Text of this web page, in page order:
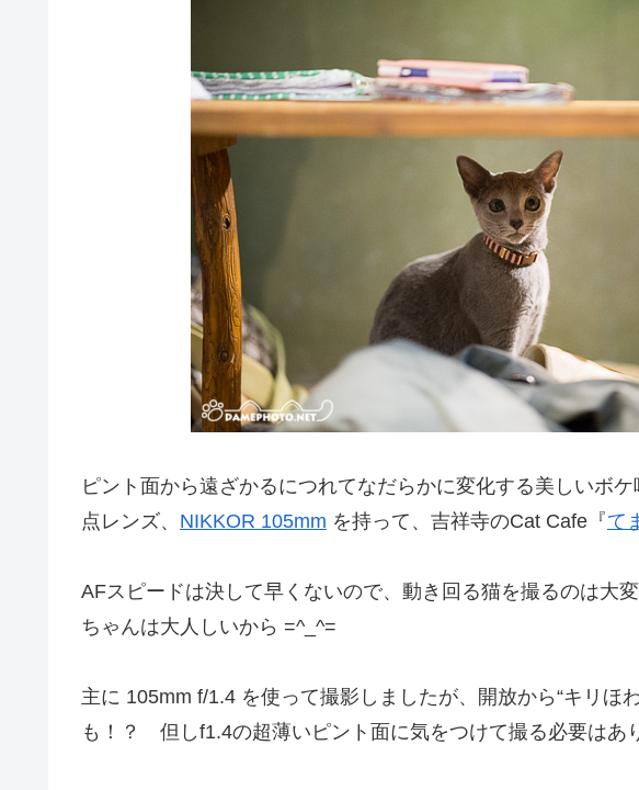
ピント面から遠ざかるにつれてなだらかに変化する美しいボ
点レンズ、 NIKKOR 105mm を持って、吉祥寺のCat Cafe『て
AFスピードは決して早くないので、動き回る猫を撮るのは大
ちゃんは大人しいから =^_^=
主に 105mm f/1.4 を使って撮影しましたが、開放から“キリほ
も！？ 但しf1.4の超薄いピント面に気をつけて撮る必要はあ